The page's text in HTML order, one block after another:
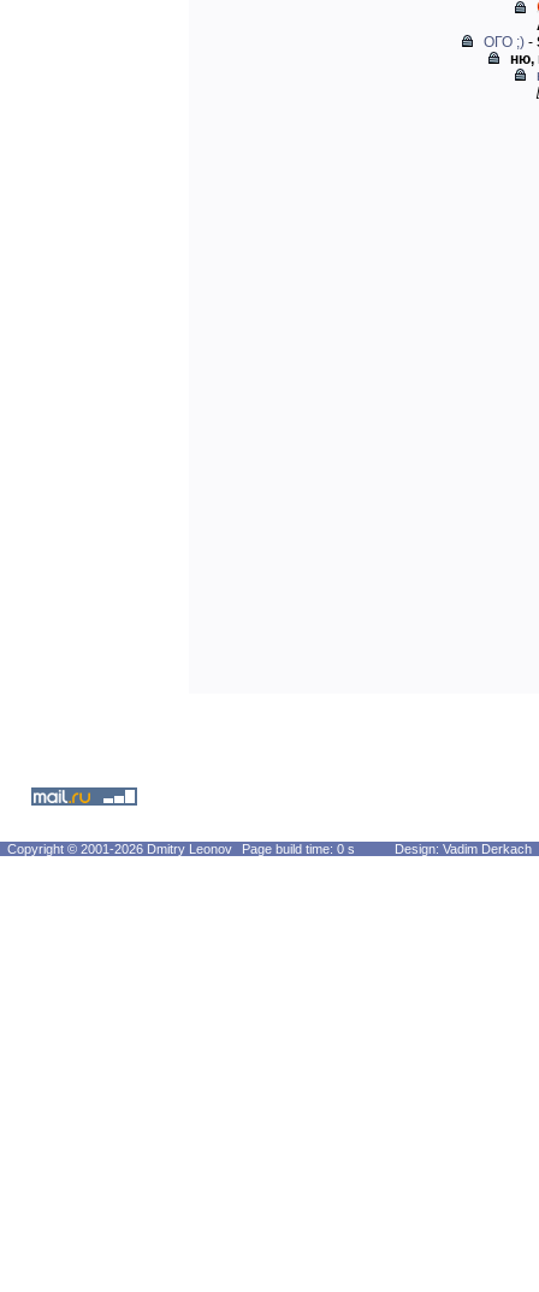
ОГО ;) -
ню,
Copyright © 2001-2026 Dmitry Leonov Page build time: 0 s Design: Vadim Derkach